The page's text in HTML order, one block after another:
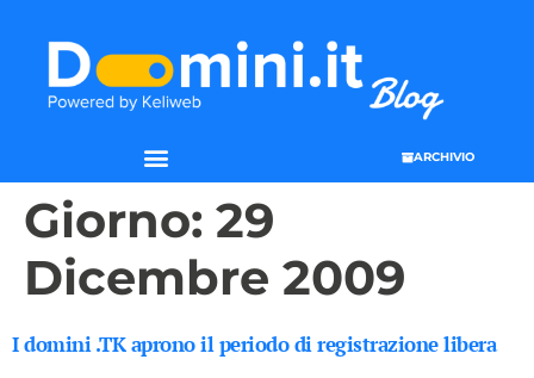
ARCHIVIO
Giorno: 29
Dicembre 2009
I domini .TK aprono il periodo di registrazione libera